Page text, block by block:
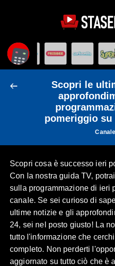
Scopri le
pomeriggio su
Scopri cosa è successo ieri
Con la nostra guida TV,
sulla programmazione di ieri
canale. Se sei curioso di
ultime notizie e gli
24, sei nel posto giusto! La
tutto l'informazione che
completo. Non perderti
aggiornato su tutto ciò che è